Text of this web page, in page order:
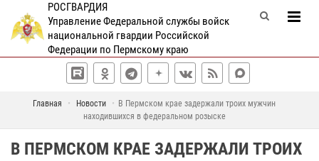
РОСГВАРДИЯ
Управление Федеральной службы войск
национальной гвардии Российской
Федерации по Пермскому краю
Главная Новости
В Пермском крае задержали троих мужчин
находившихся в федеральном розыске
В ПЕРМСКОМ КРАЕ ЗАДЕРЖАЛИ ТРОИХ